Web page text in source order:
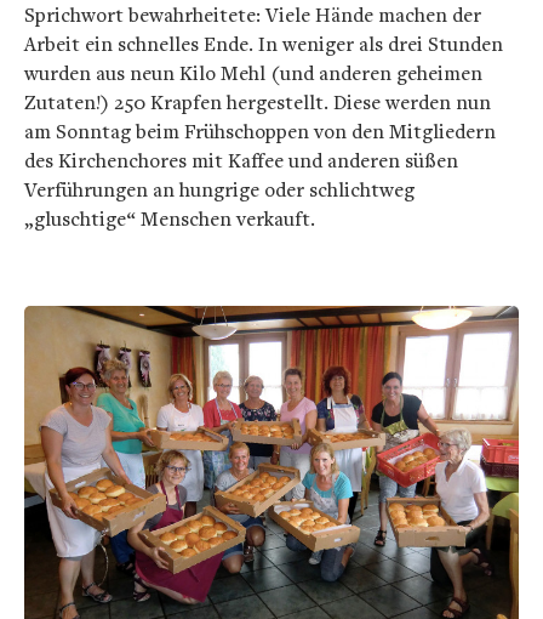
Sprichwort bewahrheitete: Viele Hände machen der
Arbeit ein schnelles Ende. In weniger als drei Stunden
wurden aus neun Kilo Mehl (und anderen geheimen
Zutaten!) 250 Krapfen hergestellt. Diese werden nun
am Sonntag beim Frühschoppen von den Mitgliedern
des Kirchenchores mit Kaffee und anderen süßen
Verführungen an hungrige oder schlichtweg
„gluschtige“ Menschen verkauft.